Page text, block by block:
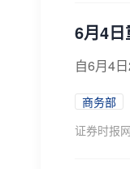
6月4
自6月4
商务部
证券时报网